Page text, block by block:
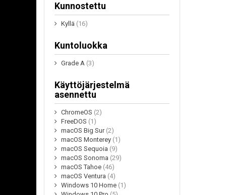
Kunnostettu
Kyllä (16)
Kuntoluokka
Grade A (3)
Käyttöjärjestelmä
asennettu
ChromeOS (2)
FreeDOS (1)
macOS Big Sur (2)
macOS Monterey (1)
macOS Sequoia (9)
macOS Sonoma (29)
macOS Tahoe (46)
macOS Ventura (4)
Windows 10 Home (1)